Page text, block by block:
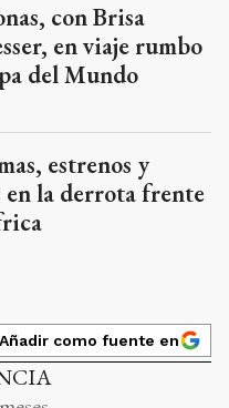
con Brisa
en viaje rumbo
del Mundo
estrenos y
en la derrota frente
Añadir como fuente en